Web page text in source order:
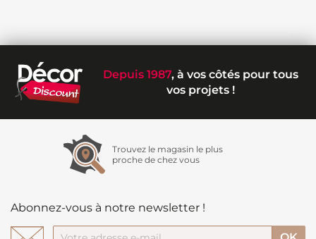
Depuis 1987, à vos côtés pour tous
vos projets !
Trouvez le magasin le plus
proche de chez vous
Abonnez-vous à notre newsletter !